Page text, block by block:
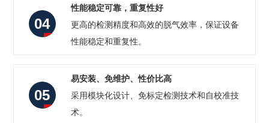
04
性能稳定可靠，重复性好
更高的检测精度和高效的脱气效率，保证设备
性能稳定和重复性。
05
易安装、免维护、性价比高
采用模块化设计、免标定检测技术和自校准技
术。